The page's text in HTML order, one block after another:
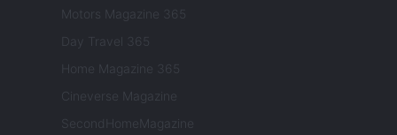
Motors Magazine 365
Day Travel 365
Home Magazine 365
Cineverse Magazine
SecondHomeMagazine